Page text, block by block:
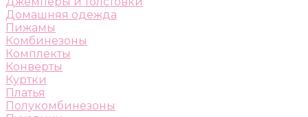
Домашняя одежда
Пижамы
Комбинезоны
Комплекты
Конверты
Куртки
Платья
Полукомбинезоны